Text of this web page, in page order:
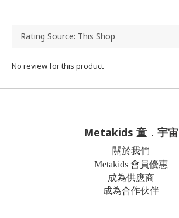
No review for this product
Metakids 童．宇宙
關於我們
Metakids 會員優惠
成為供應商
成為合作伙伴